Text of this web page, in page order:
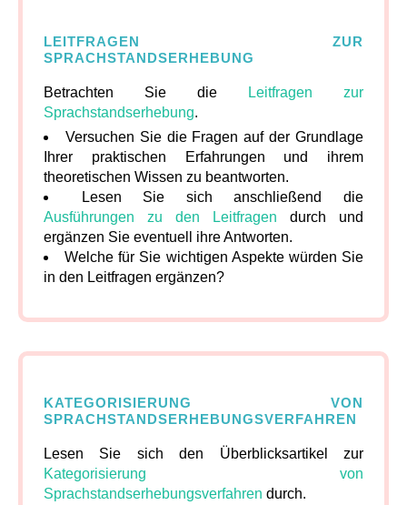
LEITFRAGEN ZUR
SPRACHSTANDSERHEBUNG
Betrachten Sie die
Leitfragen zur
Sprachstandserhebung.
Versuchen Sie die Fragen auf der Grundlage
Ihrer praktischen Erfahrungen und ihrem
theoretischen Wissen zu beantworten.
Lesen Sie sich anschließend die
Ausführungen zu den Leitfragen durch und
ergänzen Sie eventuell ihre Antworten.
Welche für Sie wichtigen Aspekte würden Sie
in den Leitfragen ergänzen?
KATEGORISIERUNG VON
SPRACHSTANDSERHEBUNGSVERFAHREN
Lesen Sie sich den Überblicksartikel zur
Kategorisierung von
Sprachstandserhebungsverfahren durch.